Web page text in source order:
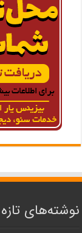
نوشته‌های تازه